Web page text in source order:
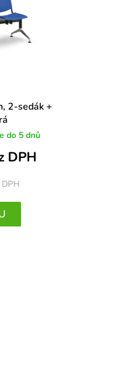
2-sedák +
do 5 dnů
DPH